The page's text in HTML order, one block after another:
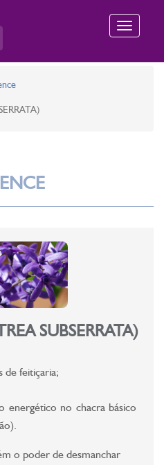
Toggle
SUBSERRATA)
de feitiçaria;
energético no chacra básico
o poder de desmanchar